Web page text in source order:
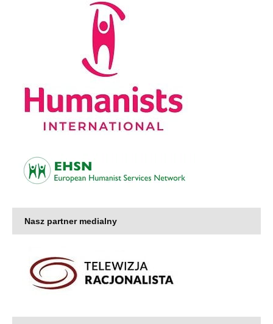
Nasz partner medialny